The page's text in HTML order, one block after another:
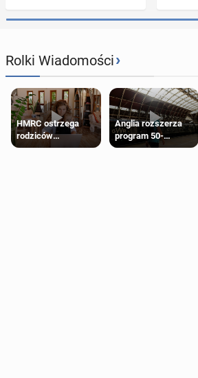
Rolki Wiadomości›
HMRC ostrzega
rodziców
pobierających Child
Anglia rozszerza
program 50-
procentowych